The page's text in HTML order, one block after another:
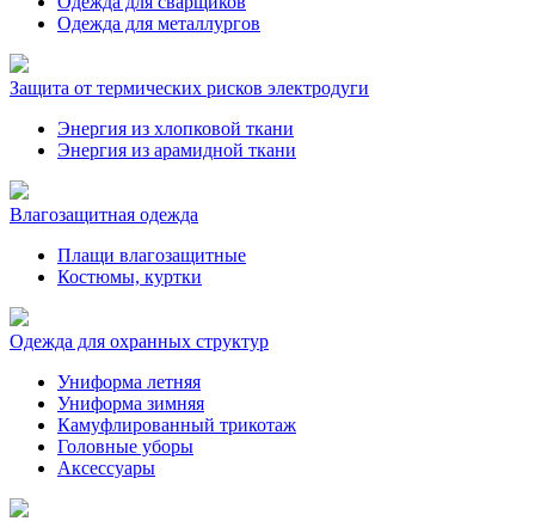
Одежда для металлургов
Защита от термических рисков электродуги
Энергия из хлопковой ткани
Энергия из арамидной ткани
Влагозащитная одежда
Плащи влагозащитные
Костюмы, куртки
Одежда для охранных структур
Униформа летняя
Униформа зимняя
Камуфлированный трикотаж
Головные уборы
Аксессуары